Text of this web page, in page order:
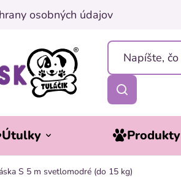
osobných údajov
Útulky Produkty
S 5 m svetlomodré (do 15 kg)